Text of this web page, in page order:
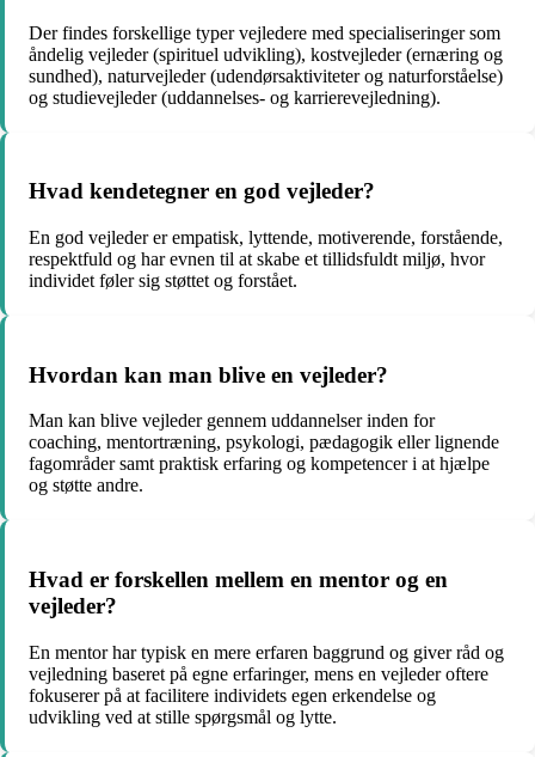
Der findes forskellige typer vejledere med specialiseringer som
åndelig vejleder (spirituel udvikling), kostvejleder (ernæring og
sundhed), naturvejleder (udendørsaktiviteter og naturforståelse)
og studievejleder (uddannelses- og karrierevejledning).
Hvad kendetegner en god vejleder?
En god vejleder er empatisk, lyttende, motiverende, forstående,
respektfuld og har evnen til at skabe et tillidsfuldt miljø, hvor
individet føler sig støttet og forstået.
Hvordan kan man blive en vejleder?
Man kan blive vejleder gennem uddannelser inden for
coaching, mentortræning, psykologi, pædagogik eller lignende
fagområder samt praktisk erfaring og kompetencer i at hjælpe
og støtte andre.
Hvad er forskellen mellem en mentor og en
vejleder?
En mentor har typisk en mere erfaren baggrund og giver råd og
vejledning baseret på egne erfaringer, mens en vejleder oftere
fokuserer på at facilitere individets egen erkendelse og
udvikling ved at stille spørgsmål og lytte.